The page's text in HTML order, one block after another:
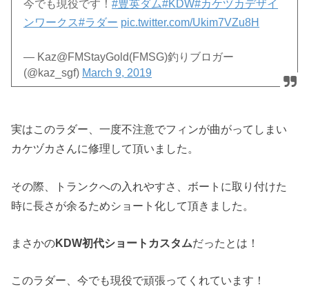
今でも現役です！#豊英ダム#KDW#カケヅカデザイ
ンワークス#ラダー pic.twitter.com/Ukim7VZu8H
— Kaz@FMStayGold(FMSG)釣りブロガー
(@kaz_sgf) March 9, 2019
実はこのラダー、一度不注意でフィンが曲がってしまい
カケヅカさんに修理して頂いました。
その際、トランクへの入れやすさ、ボートに取り付けた
時に長さが余るためショート化して頂きました。
まさかのKDW初代ショートカスタムだったとは！
このラダー、今でも現役で頑張ってくれています！